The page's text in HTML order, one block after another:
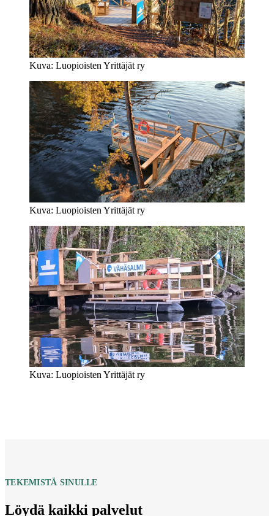
Kuva: Luopioisten Yrittäjät ry
Kuva: Luopioisten Yrittäjät ry
Kuva: Luopioisten Yrittäjät ry
TEKEMISTÄ SINULLE
Löydä kaikki palvelut